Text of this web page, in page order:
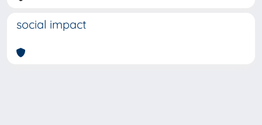
social impact